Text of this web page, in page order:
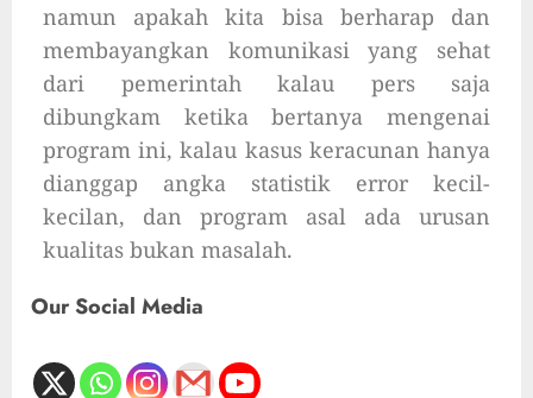
namun apakah kita bisa berharap dan
membayangkan komunikasi yang sehat
dari pemerintah kalau pers saja
dibungkam ketika bertanya mengenai
program ini, kalau kasus keracunan hanya
dianggap angka statistik error kecil-
kecilan, dan program asal ada urusan
kualitas bukan masalah.
Our Social Media